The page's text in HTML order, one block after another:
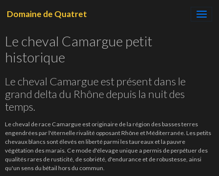
Domaine de Quatret
Le cheval Camargue petit
historique
Le cheval Camargue est présent dans le
grand delta du Rhône depuis la nuit des
temps.
Le cheval de race Camargue est originaire de la région des basses terres
engendrées par l'éternelle rivalité opposant Rhône et Méditerranée. Les petits
chevaux blancs sont élevés en liberté parmi les taureaux et la pauvre
végétation des marais. Ce mode d'élevage unique a permis de perpétuer des
qualités rares de rusticité, de sobriété, d'endurance et de robustesse, ainsi
qu'un sens du bétail hors du commun.